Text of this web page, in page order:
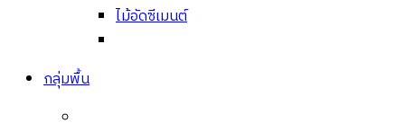
ไม้อัดซีเมนต์
กลุ่มพื้น